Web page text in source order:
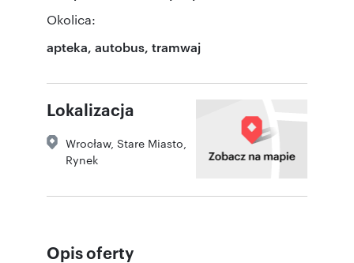
Okolica:
apteka, autobus, tramwaj
Lokalizacja
Wrocław, Stare Miasto
Rynek
Opis oferty